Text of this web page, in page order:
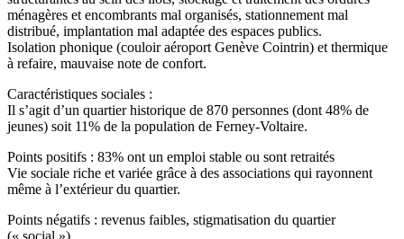
ménagères et encombrants mal organisés, stationnement mal
distribué, implantation mal adaptée des espaces publics.
Isolation phonique (couloir aéroport Genève Cointrin) et thermique
à refaire, mauvaise note de confort.
Caractéristiques sociales :
Il s’agit d’un quartier historique de 870 personnes (dont 48% de
jeunes) soit 11% de la population de Ferney-Voltaire.
Points positifs : 83% ont un emploi stable ou sont retraités
Vie sociale riche et variée grâce à des associations qui rayonnent
même à l’extérieur du quartier.
Points négatifs : revenus faibles, stigmatisation du quartier